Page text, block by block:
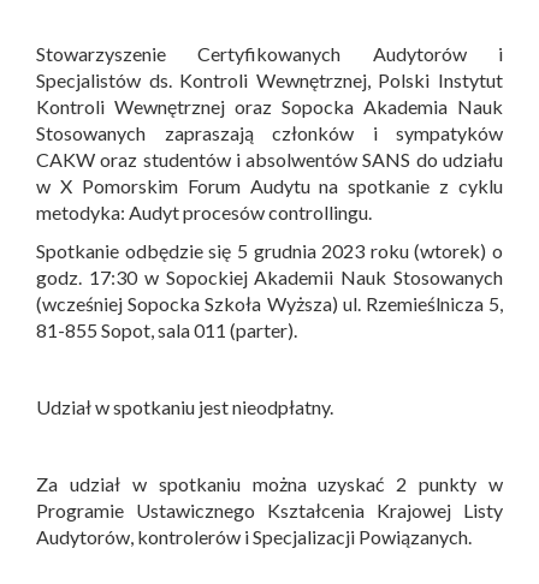
Stowarzyszenie Certyfikowanych Audytorów i
Specjalistów ds. Kontroli Wewnętrznej, Polski Instytut
Kontroli Wewnętrznej oraz Sopocka Akademia Nauk
Stosowanych zapraszają członków i sympatyków
CAKW oraz studentów i absolwentów SANS do udziału
w X Pomorskim Forum Audytu na spotkanie z cyklu
metodyka: Audyt procesów controllingu.
Spotkanie odbędzie się 5 grudnia 2023 roku (wtorek) o
godz. 17:30 w Sopockiej Akademii Nauk Stosowanych
(wcześniej Sopocka Szkoła Wyższa) ul. Rzemieślnicza 5,
81-855 Sopot, sala 011 (parter).
Udział w spotkaniu jest nieodpłatny.
Za udział w spotkaniu można uzyskać 2 punkty w
Programie Ustawicznego Kształcenia Krajowej Listy
Audytorów, kontrolerów i Specjalizacji Powiązanych.